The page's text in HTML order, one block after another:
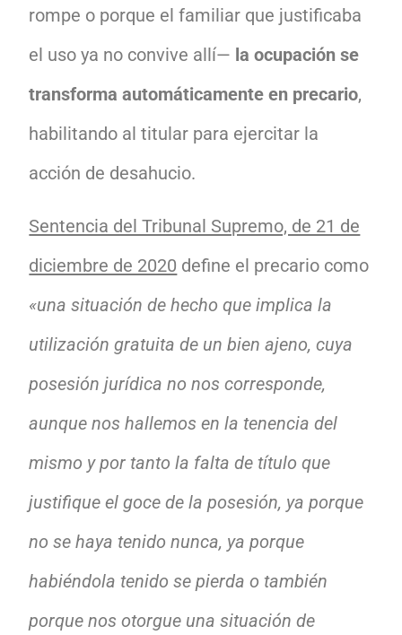
rompe o porque el familiar que justificaba
el uso ya no convive allí— la ocupación se
transforma automáticamente en precario,
habilitando al titular para ejercitar la
acción de desahucio.
Sentencia del Tribunal Supremo, de 21 de
diciembre de 2020 define el precario como
«una situación de hecho que implica la
utilización gratuita de un bien ajeno, cuya
posesión jurídica no nos corresponde,
aunque nos hallemos en la tenencia del
mismo y por tanto la falta de título que
justifique el goce de la posesión, ya porque
no se haya tenido nunca, ya porque
habiéndola tenido se pierda o también
porque nos otorgue una situación de